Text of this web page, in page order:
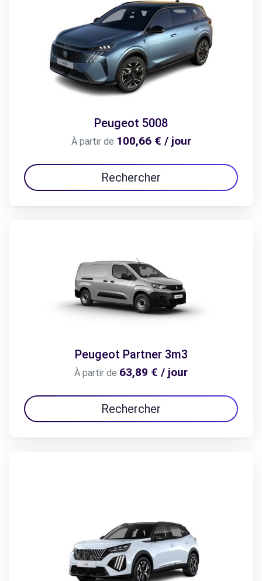
Peugeot 5008
À partir de 100,66 € / jour
Rechercher
Peugeot Partner 3m3
À partir de 63,89 € / jour
Rechercher